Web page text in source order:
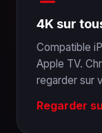
4K sur
Compatible
Apple TV.
regarder sur
Regarder